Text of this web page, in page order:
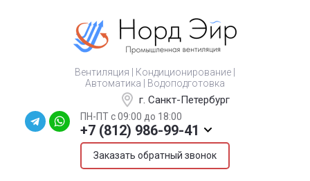
Вентиляция | Кондиционирование |
Автоматика | Водоподготовка
г. Санкт-Петербург
ПН-ПТ с 09:00 до 18:00
+7 (812) 986-99-41
Заказать обратный звонок